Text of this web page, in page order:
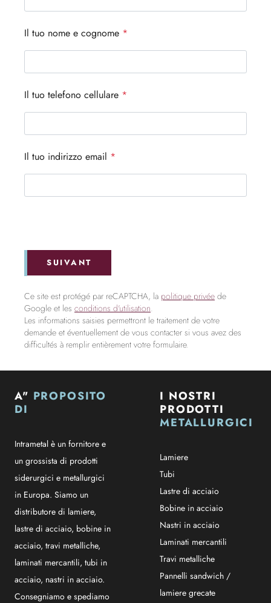
Il tuo nome e cognome *
Il tuo telefono cellulare *
Il tuo indirizzo email *
SUIVANT
Ce site est protégé par reCAPTCHA, la politique privée de
Google et les conditions d'utilisation.
Les informations saisies permettront le traitement de votre
demande et éventuellement de vous contacter si vous avez des
difficultés à remplir entièrement votre formulaire.
A" PROPOSITO
DI
Intrametal è un fornitore e
un grossista di prodotti
siderurgici e metallurgici
in Europa. Siamo un
distributore di lamiere,
lastre di acciaio, bobine in
acciaio, travi metalliche,
laminati mercantili, tubi in
acciaio, nastri in acciaio.
Consegniamo e spediamo
I NOSTRI
PRODOTTI
METALLURGICI
Lamiere
Tubi
Lastre di acciaio
Bobine in acciaio
Nastri in acciaio
Laminati mercantili
Travi metalliche
Pannelli sandwich /
lamiere grecate